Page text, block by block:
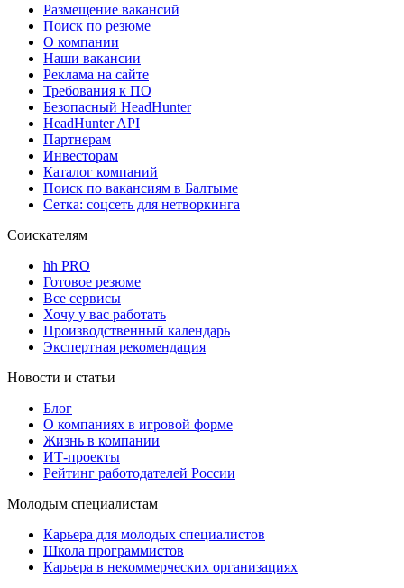
Размещение вакансий
Поиск по резюме
О компании
Наши вакансии
Реклама на сайте
Требования к ПО
Безопасный HeadHunter
HeadHunter API
Партнерам
Инвесторам
Каталог компаний
Поиск по вакансиям в Балтыме
Сетка: соцсеть для нетворкинга
Соискателям
hh PRO
Готовое резюме
Все сервисы
Хочу у вас работать
Производственный календарь
Экспертная рекомендация
Новости и статьи
Блог
О компаниях в игровой форме
Жизнь в компании
ИТ-проекты
Рейтинг работодателей России
Молодым специалистам
Карьера для молодых специалистов
Школа программистов
Карьера в некоммерческих организациях